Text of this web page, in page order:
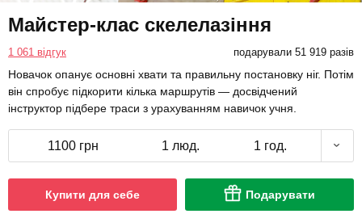
Майстер-клас скелелазіння
1 061 відгук подарували 51 919 разів
Новачок опанує основні хвати та правильну постановку ніг. Потім
він спробує підкорити кілька маршрутів — досвідчений
інструктор підбере траси з урахуванням навичок учня.
1100 грн 1 люд. 1 год.
Купити для себе Подарувати